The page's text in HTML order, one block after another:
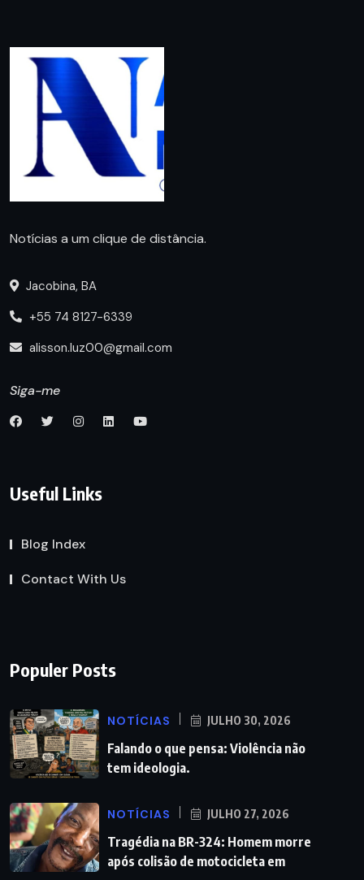
Notícias a um clique de distância.
Jacobina, BA
+55 74 8127-6339
alisson.luz00@gmail.com
Siga-me
Useful Links
Blog Index
Contact With Us
Populer Posts
NOTÍCIAS JULHO 30, 2026
Falando o que pensa: Violência não
tem ideologia.
NOTÍCIAS JULHO 27, 2026
Tragédia na BR-324: Homem morre
após colisão de motocicleta em